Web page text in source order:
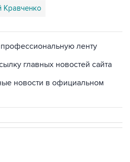
Кравченко
ленту
главных новостей сайта
новости в официальном